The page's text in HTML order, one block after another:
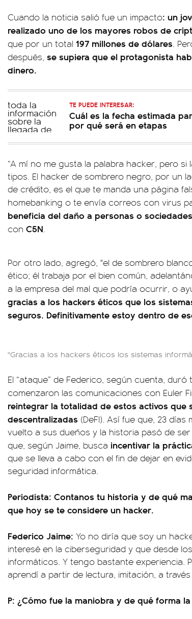
Cuando la noticia salió fue un impacto: un
realizado uno de los mayores robos de
que por un total 197 millones de dólares.
después, se supiera que el protagonista
dinero.
TE PUEDE INTERESAR:
Cuál es la fecha estimada
por qué será en etapas
“A mí no me gusta la palabra hacker, pero
tipos. El hacker de sombrero negro, por un
de crédito, es el que te manda una página
homebanking o te envía correos con virus
beneficia del daño a personas o sociedades
con C5N.
Por otro lado, agregó, "el de sombrero
ético; él trabaja por el bien común,
a la empresa del mal que podría ocurrir, o
gracias a los hackers éticos que los
seguros. Definitivamente estoy dentro de
"Gracias a los hackers éticos los sistemas
El “ataque” de Federico, según cuenta,
comenzaron las comunicaciones con Euler
reintegrar la totalidad de estos activos que
descentralizadas (DeFI). Así fue que, 23 días
vuelto a sus dueños y la historia pasó de
que, según Jaime, busca incentivar la
que se lleva a cabo con el fin de dejar en
seguridad informática.
Periodista: Contanos tu historia y de qué
que hoy se te considere un hacker.
Federico Jaime: Yo no diría que soy un
interesé en la ciberseguridad y que desde
informáticos. Y tengo bastante experiencia.
aprendí a partir de lectura, imitación, a
P: ¿Cómo fue la maniobra y de qué forma